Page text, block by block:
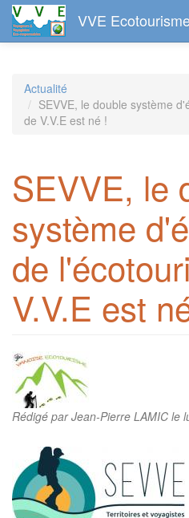
contenu
principal
VVE
Actualité
SEVVE, le double système
de V.V.E est né !
SEVVE, le
système
de
V.V.E est
Rédigé parJean-Pierre LAMIC le